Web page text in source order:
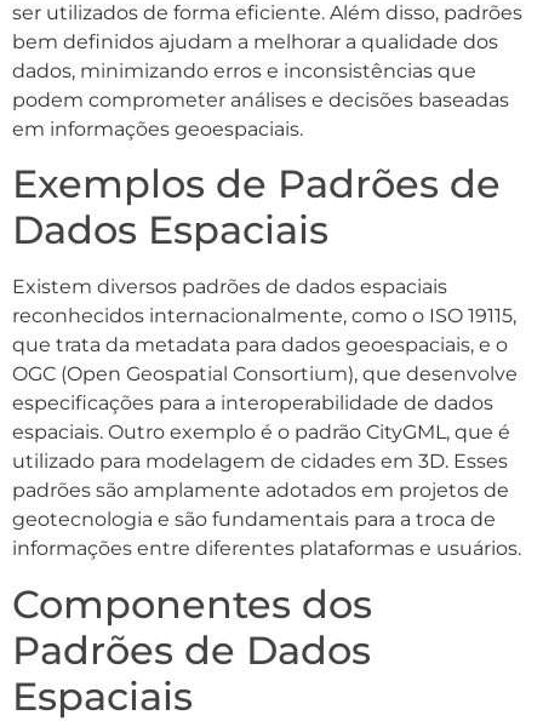
ser utilizados de forma eficiente. Além disso, padrões
bem definidos ajudam a melhorar a qualidade dos
dados, minimizando erros e inconsistências que
podem comprometer análises e decisões baseadas
em informações geoespaciais.
Exemplos de Padrões de
Dados Espaciais
Existem diversos padrões de dados espaciais
reconhecidos internacionalmente, como o ISO 19115,
que trata da metadata para dados geoespaciais, e o
OGC (Open Geospatial Consortium), que desenvolve
especificações para a interoperabilidade de dados
espaciais. Outro exemplo é o padrão CityGML, que é
utilizado para modelagem de cidades em 3D. Esses
padrões são amplamente adotados em projetos de
geotecnologia e são fundamentais para a troca de
informações entre diferentes plataformas e usuários.
Componentes dos
Padrões de Dados
Espaciais